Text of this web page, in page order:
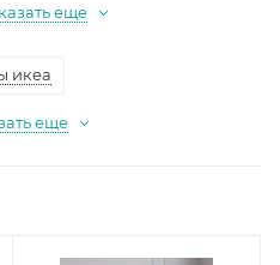
еще
икеа
еще